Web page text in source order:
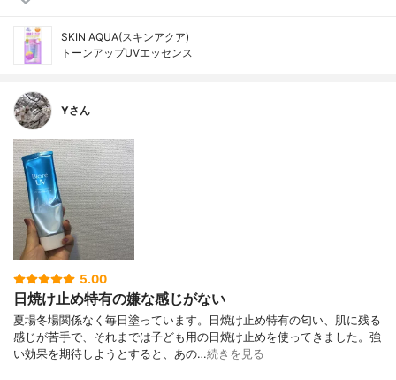
SKIN AQUA(スキンアクア)
トーンアップUVエッセンス
Yさん
5.00
日焼け止め特有の嫌な感じがない
夏場冬場関係なく毎日塗っています。日焼け止め特有の匂い、肌に残る
感じが苦手で、それまでは子ども用の日焼け止めを使ってきました。強
い効果を期待しようとすると、あの…続きを見る